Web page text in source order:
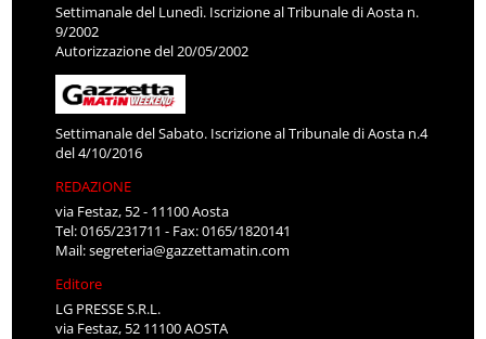
Settimanale del Lunedì. Iscrizione al Tribunale di Aosta n.
9/2002
Autorizzazione del 20/05/2002
Settimanale del Sabato. Iscrizione al Tribunale di Aosta n.4
del 4/10/2016
REDAZIONE
via Festaz, 52 - 11100 Aosta
Tel: 0165/231711 - Fax: 0165/1820141
Mail:segreteria@gazzettamatin.com
Editore
LG PRESSE S.R.L.
via Festaz, 52 11100 AOSTA